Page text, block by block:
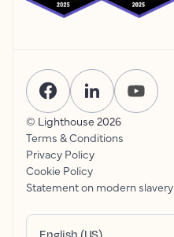
© Lighthouse 2026
Terms & Conditions
Privacy Policy
Cookie Policy
Statement on modern slavery
English (US)